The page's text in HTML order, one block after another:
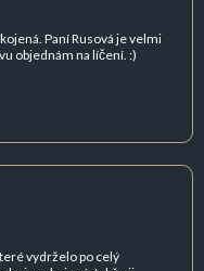
Paní Rusová je velmi
objednám na líčení. :)
vydrželo po celý